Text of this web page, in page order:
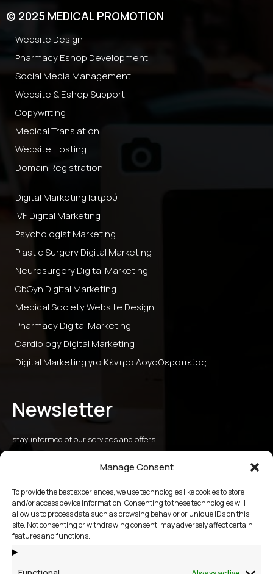
Manage Consent
To provide the best experiences, we use technologies like cookies to store
and/or access device information. Consenting to these technologies will
allow us to process data such as browsing behavior or unique IDs on this
site. Not consenting or withdrawing consent, may adversely affect certain
features and functions.
© 2025 MEDICAL PROMOTION
Website Design
Pharmacy Eshop Development
Social Media Management
Website & Eshop Support
Copywriting
Medical Translation
Website Hosting
Domain Registration
Digital Marketing Ιατρού
IVF Digital Marketing
Psychologist Marketing
Plastic Surgery Digital Marketing
Neurosurgery Digital Marketing
ObGyn Digital Marketing
Medical Society Website Design
Pharmacy Digital Marketing
Cardiology Digital Marketing
Digital Marketing για Κέντρα Λογοθεραπείας
Newsletter
stay informed of our services and offers
submit
2109658356